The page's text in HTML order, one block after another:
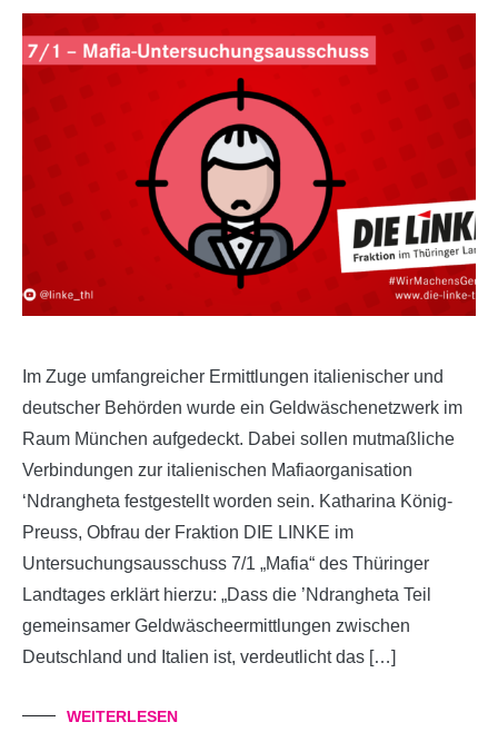
Im Zuge umfangreicher Ermittlungen italienischer und
deutscher Behörden wurde ein Geldwäschenetzwerk im
Raum München aufgedeckt. Dabei sollen mutmaßliche
Verbindungen zur italienischen Mafiaorganisation
‘Ndrangheta festgestellt worden sein. Katharina König-
Preuss, Obfrau der Fraktion DIE LINKE im
Untersuchungsausschuss 7/1 „Mafia“ des Thüringer
Landtages erklärt hierzu: „Dass die ’Ndrangheta Teil
gemeinsamer Geldwäscheermittlungen zwischen
Deutschland und Italien ist, verdeutlicht das […]
WEITERLESEN